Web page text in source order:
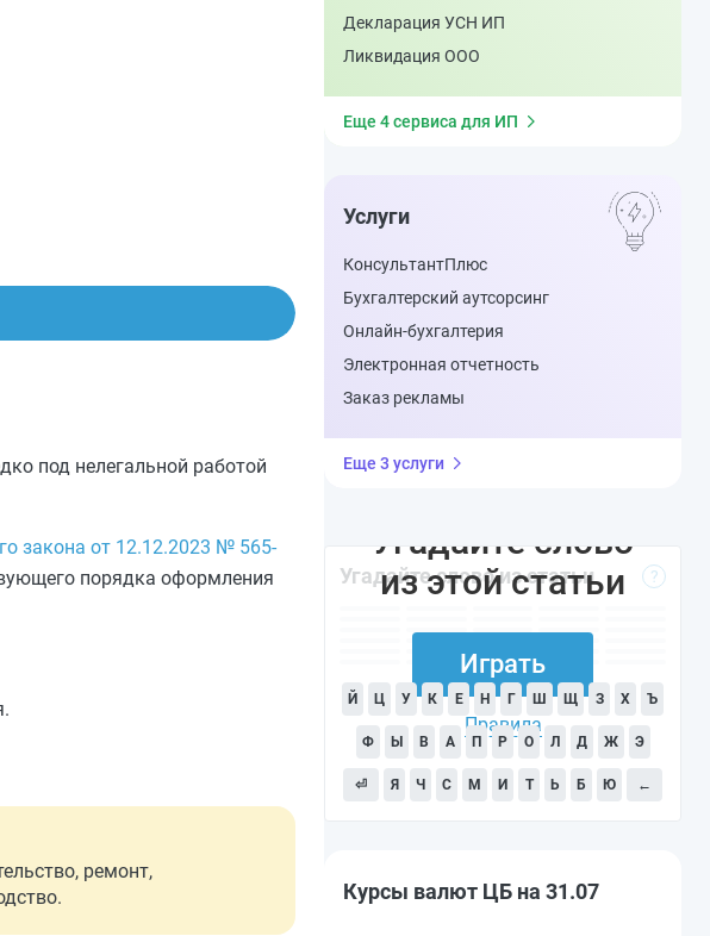
под нелегальной работой
закона от 12.12.2023 № 565-
порядка оформления
ремонт,
Декларация УСН ИП
Ликвидация ООО
Еще 4 сервиса для ИП
Услуги
КонсультантПлюс
Бухгалтерский аутсорсинг
Онлайн-бухгалтерия
Электронная отчетность
Заказ рекламы
Еще 3 услуги
Угадайте слово из статьи ?
Угадайте слово
из этой статьи
Играть
Правила
Й Ц У К Е Н Г Ш Щ З Х Ъ
Ф Ы В А П Р О Л Д Ж Э
⏎ Я Ч С М И Т Ь Б Ю ←
Курсы валют ЦБ на 31.07